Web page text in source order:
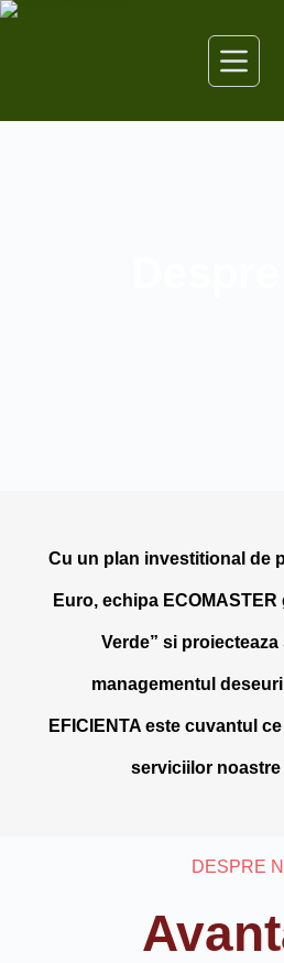
Cu un plan investitional de
Euro, echipa
Verde” si
managementul
EFICIENTA este cuvantul
serviciilor noastre
DESPRE